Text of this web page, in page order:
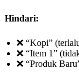
Hindari:
❌ “Kopi”
❌ “Item 1”
❌ “Produk